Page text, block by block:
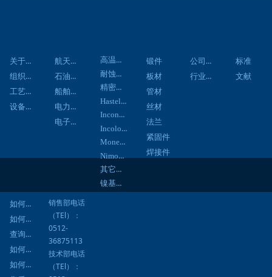
销售部电话
（TEl）：
0512-
36875113
技术部电话
（TEl）：
关于我们
组织架构
工艺流程
设备展示
航天航空
石油化工
船舶工程
电力工程
电子通信
高温合金
耐蚀合金
精密合金
Hastelloy合金
Inconel合金
Incoloy合金
Monel合金
Nimonic合金
其它合金
镍基焊材
公司新闻
行业新闻
标准
文献
如何询价
如何订购
查询进度
如何结算
如何提货
锻件
板材
管材
丝材
法兰
紧固件
焊接件